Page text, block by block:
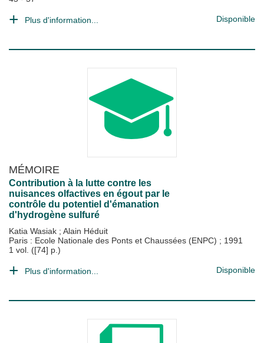
Plus d'information... Disponible
MÉMOIRE
Contribution à la lutte contre les
nuisances olfactives en égout par le
contrôle du potentiel d'émanation
d'hydrogène sulfuré
Katia Wasiak ; Alain Héduit
Paris : Ecole Nationale des Ponts et Chaussées (ENPC) ; 1991
1 vol. ([74] p.)
Plus d'information... Disponible